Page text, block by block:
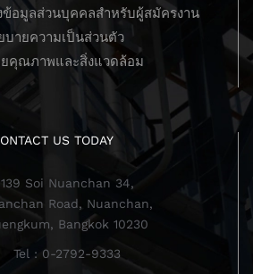
อมูลส่วนบุคคลสำหรับผู้สมัครงาน
บายความเป็นส่วนตัว
คุณภาพและสิ่งแวดล้อม
US TODAY
139 Soi Nuanchan 34,
Road, Nuanchan,
Bangkok 10230
Tel : 0-2792-9333